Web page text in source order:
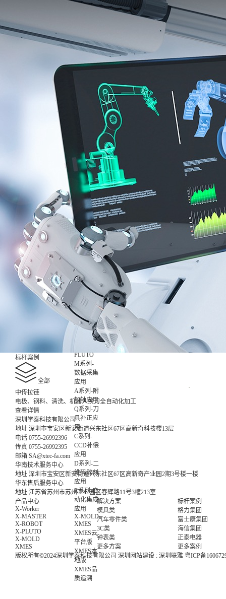
X-Worker
10St-零
用
具加工应
合加工应
20Sc-零
件加工应
用
MASTER
柔性生产
线控制应
用
数智化集
成控制应
用
非标设备
控制应用
X-
ROBOT
XR0709
7kg
XR1014
10kg
XR2017
20kg
XS1008
PLUTO
M系列-
数据采集
应用
A系列-附
加轴应用
Q系列-刀
具补正应
用
C系列-
CCD补偿
应用
D系列-二
维码雕刻
应用
R系列-自
动化集成
应用
X-MOLD
XMES
XMES云
平台版
XMES本
地版
XMES品
质追溯
模具类
汽车零
更多方
案
团
富士康
集团
团
正泰电
更多案
例
服务与支
视频中心
常见问题
关于我
们
公司新
加入我
们
服务与支持
标杆案例
3C
中传拉链
电极、钢料、清洗、机器人换刀全自动化加工
查看详情
深圳学泰科技有限公司
地址 深圳市宝安区新安街道兴东社区67区高新奇科技楼13层
电话 0755-26992396
传真 0755-26992395
邮箱 SA@xtec-fa.com
华南技术服务中心
地址 深圳市宝安区新安街道兴东社区67区高新奇产业园2期3号楼一楼
华东售后服务中心
地址 江苏省苏州市苏州工业园区春辉路11号3幢213室
产品中心
X-Worker
X-MASTER
X-ROBOT
X-PLUTO
X-MOLD
XMES
解决方案
模具类
汽车零件类
3C类
钟表类
更多方案
标杆案例
格力集团
富士康集团
海信集团
正泰电器
更多案例
版权所有©2024深圳学泰科技有限公司 深圳网站建设 : 深圳联雅 粤ICP备